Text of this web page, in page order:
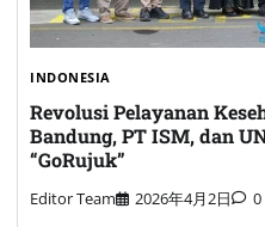
INDONESIA
Revolusi Pelayanan
Bandung, PT ISM, dan
“GoRujuk”
Editor Team 2026年4月2日 0